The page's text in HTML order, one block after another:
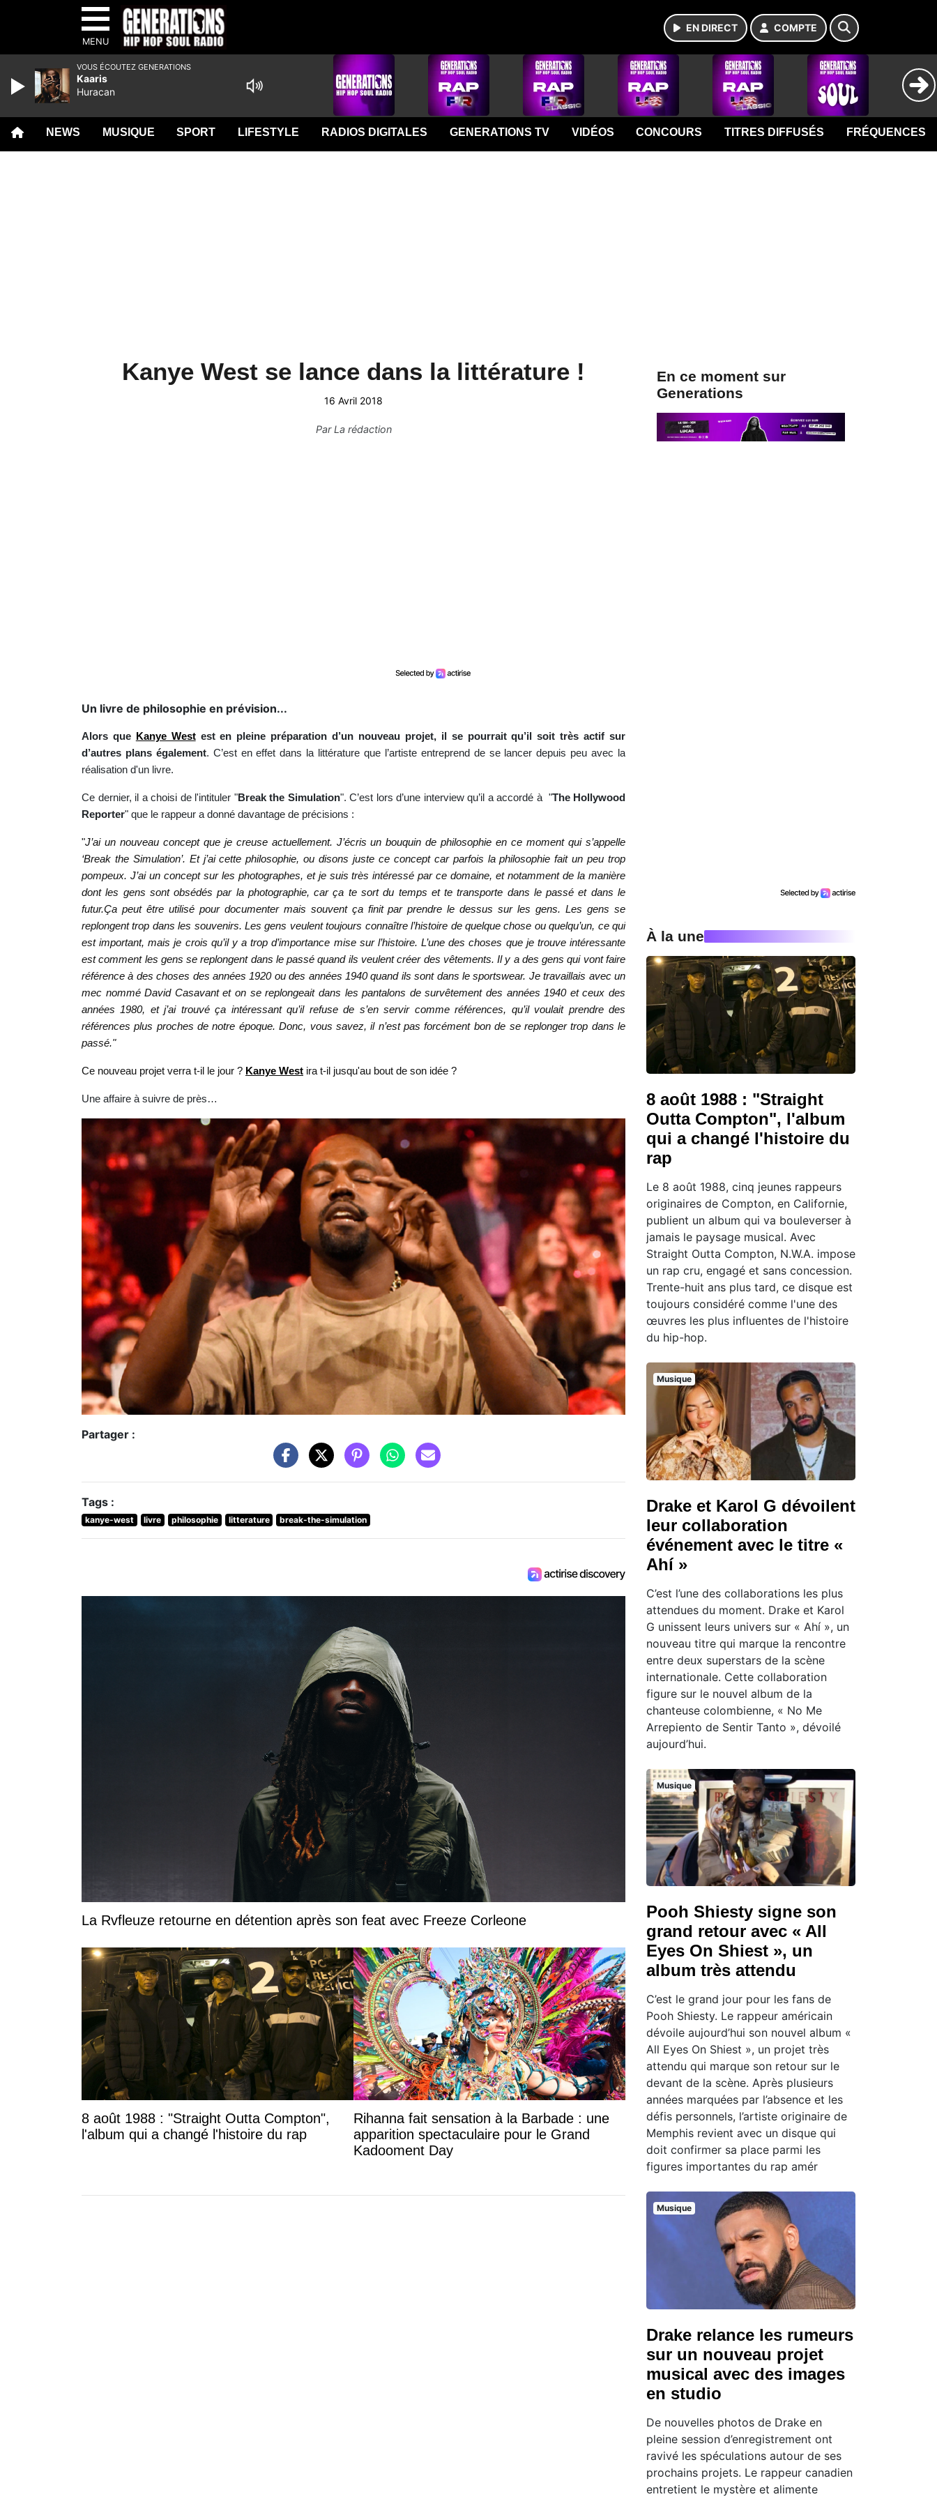
MENU
EN DIRECT COMPTE
NEWS MUSIQUE SPORT LIFESTYLE RADIOS DIGITALES GENERATIONS TV VIDÉOS CONCOURS TITRES DIFFUSÉS FRÉQUENCES
Kanye West se lance dans la littérature !
16 Avril 2018
ParLa rédaction
Un livre de philosophie en prévision...
Alors que Kanye Westest en pleine préparation d’un nouveau projet, il se pourrait qu’il soit très actif sur
d’autres plans également. C’est en effet dans la littérature que l’artiste entreprend de se lancer depuis peu avec la
réalisation d'un livre.
Ce dernier, il a choisi de l'intituler "Break the Simulation". C’est lors d’une interview qu’il a accordé à "The Hollywood
Reporter" que le rappeur a donné davantage de précisions :
"J’ai un nouveau concept que je creuse actuellement. J’écris un bouquin de philosophie en ce moment qui s’appelle
‘Break the Simulation’. Et j’ai cette philosophie, ou disons juste ce concept car parfois la philosophie fait un peu trop
pompeux. J’ai un concept sur les photographes, et je suis très intéressé par ce domaine, et notamment de la manière
dont les gens sont obsédés par la photographie, car ça te sort du temps et te transporte dans le passé et dans le
futur.Ça peut être utilisé pour documenter mais souvent ça finit par prendre le dessus sur les gens. Les gens se
replongent trop dans les souvenirs. Les gens veulent toujours connaître l’histoire de quelque chose ou quelqu’un, ce qui
est important, mais je crois qu’il y a trop d’importance mise sur l’histoire. L’une des choses que je trouve intéressante
est comment les gens se replongent dans le passé quand ils veulent créer des vêtements. Il y a des gens qui vont faire
référence à des choses des années 1920 ou des années 1940 quand ils sont dans le sportswear. Je travaillais avec un
mec nommé David Casavant et on se replongeait dans les pantalons de survêtement des années 1940 et ceux des
années 1980, et j’ai trouvé ça intéressant qu’il refuse de s’en servir comme références, qu’il voulait prendre des
références plus proches de notre époque. Donc, vous savez, il n’est pas forcément bon de se replonger trop dans le
passé."
Ce nouveau projet verra t-il le jour ? Kanye West ira t-il jusqu'au bout de son idée ?
Une affaire à suivre de près…
Partager :
Tags :
kanye-west livre philosophie litterature break-the-simulation
La Rvfleuze retourne en détention après son feat avec Freeze Corleone
8 août 1988 : "Straight Outta Compton",
l'album qui a changé l'histoire du rap
Rihanna fait sensation à la Barbade : une
apparition spectaculaire pour le Grand
Kadooment Day
En ce moment sur
Generations
À la une
8 août 1988 : "Straight
Outta Compton", l'album
qui a changé l'histoire du
rap
Le 8 août 1988, cinq jeunes rappeurs
originaires de Compton, en Californie,
publient un album qui va bouleverser à
jamais le paysage musical. Avec
Straight Outta Compton, N.W.A. impose
un rap cru, engagé et sans concession.
Trente-huit ans plus tard, ce disque est
toujours considéré comme l'une des
œuvres les plus influentes de l'histoire
du hip-hop.
Musique
Drake et Karol G dévoilent
leur collaboration
événement avec le titre «
Ahí »
C’est l’une des collaborations les plus
attendues du moment. Drake et Karol
G unissent leurs univers sur « Ahí », un
nouveau titre qui marque la rencontre
entre deux superstars de la scène
internationale. Cette collaboration
figure sur le nouvel album de la
chanteuse colombienne, « No Me
Arrepiento de Sentir Tanto », dévoilé
aujourd’hui.
Musique
Pooh Shiesty signe son
grand retour avec « All
Eyes On Shiest », un
album très attendu
C’est le grand jour pour les fans de
Pooh Shiesty. Le rappeur américain
dévoile aujourd’hui son nouvel album «
All Eyes On Shiest », un projet très
attendu qui marque son retour sur le
devant de la scène. Après plusieurs
années marquées par l’absence et les
défis personnels, l’artiste originaire de
Memphis revient avec un disque qui
doit confirmer sa place parmi les
figures importantes du rap amér
Musique
Drake relance les rumeurs
sur un nouveau projet
musical avec des images
en studio
De nouvelles photos de Drake en
pleine session d’enregistrement ont
ravivé les spéculations autour de ses
prochains projets. Le rappeur canadien
entretient le mystère et alimente
VOUS ÉCOUTEZ GENERATIONS
Kaaris
Huracan